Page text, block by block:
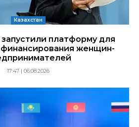
Казахстан
запустили платформу для
женщин-
17:47 | 06.08.2026